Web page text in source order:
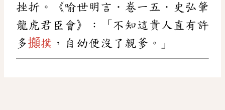
挫折。《喻世明言．卷一五．史弘肇
龍虎君臣會》：「不知這貴人直有許
多攧撲 ，自幼便沒了親爹。」